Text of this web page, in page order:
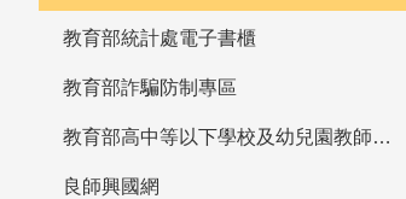
教育部統計處電子書櫃
教育部詐騙防制專區
教育部高中等以下學校及幼兒園教師資格檢定考試
良師興國網